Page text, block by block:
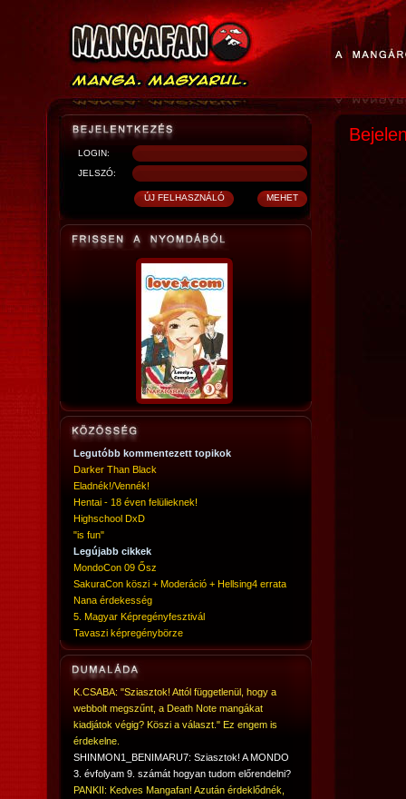
LOGIN:
JELSZÓ:
Legutóbb kommentezett topikok
Darker Than Black
Eladnék!/Vennék!
Hentai - 18 éven felülieknek!
Highschool DxD
"is fun"
Legújabb cikkek
MondoCon 09 Ősz
SakuraCon köszi + Moderáció + Hellsing4 errata
Nana érdekesség
5. Magyar Képregényfesztivál
Tavaszi képregénybörze
K.CSABA: "Sziasztok! Attól függetlenül, hogy a
webbolt megszűnt, a Death Note mangákat
kiadjátok végig? Köszi a választ." Ez engem is
érdekelne.
SHINMON1_BENIMARU7: Sziasztok! A MONDO
3. évfolyam 9. számát hogyan tudom előrendelni?
PANKII: Kedves Mangafan! Azután érdeklődnék,